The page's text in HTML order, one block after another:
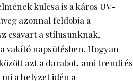
kulcsa is a káros UV-
azonnal feldobja a
csavart a stílusunknak,
napsütésben. Hogyan
azt a darabot, ami trendi és
a helyzet idén a